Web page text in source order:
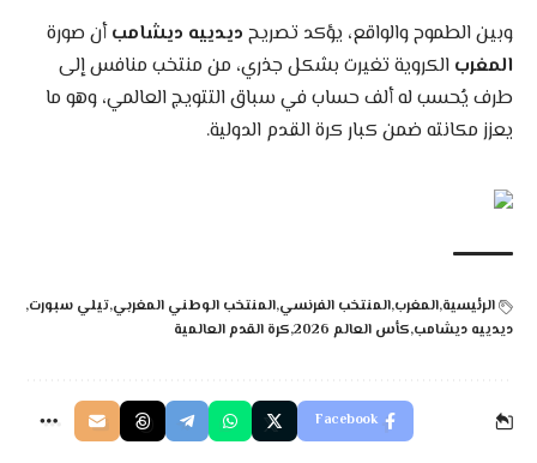
وبين الطموح والواقع، يؤكد تصريحديدييه ديشامبأن صورة
المغربالكروية تغيرت بشكل جذري، من منتخب منافس إلى
طرف يُحسب له ألف حساب في سباق التتويج العالمي، وهو ما
يعزز مكانته ضمن كبار كرة القدم الدولية.
الرئيسيةالمغربالمنتخب الفرنسيالمنتخب الوطني المغربيتيلي سبورت
ديدييه ديشامبكأس العالم 2026 كرة القدم العالمية
Facebook